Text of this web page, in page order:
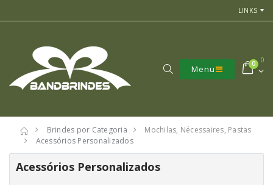
LINKS
Menu
0
0
Brindes por Categoria
Mochilas, Nécessaires, Pastas
Acessórios Personalizados
Acessórios Personalizados